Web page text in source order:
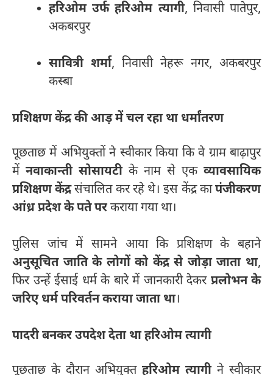
हरिओम उर्फ हरिओम त्यागी, निवासी पातेपुर,
अकबरपुर
सावित्री शर्मा, निवासी नेहरू नगर, अकबरपुर
कस्बा
प्रशिक्षण केंद्र की आड़ में चल रहा था धर्मांतरण
पूछताछ में अभियुक्तों ने स्वीकार किया कि वे ग्राम बाढ़ापुर
में नवाकान्ती सोसायटीके नाम से एक व्यावसायिक
प्रशिक्षण केंद्रसंचालित कर रहे थे। इस केंद्र कापंजीकरण
आंध्र प्रदेश के पते परकराया गया था।
पुलिस जांच में सामने आया कि प्रशिक्षण के बहाने
अनुसूचित जाति के लोगों को केंद्र से जोड़ा जाता था,
फिर उन्हें ईसाई धर्म के बारे में जानकारी देकर प्रलोभन के
जरिए धर्म परिवर्तन कराया जाता था।
पादरी बनकर उपदेश देता था हरिओम त्यागी
पूछताछ के दौरान अभियुक्त हरिओम त्यागीने स्वीकार